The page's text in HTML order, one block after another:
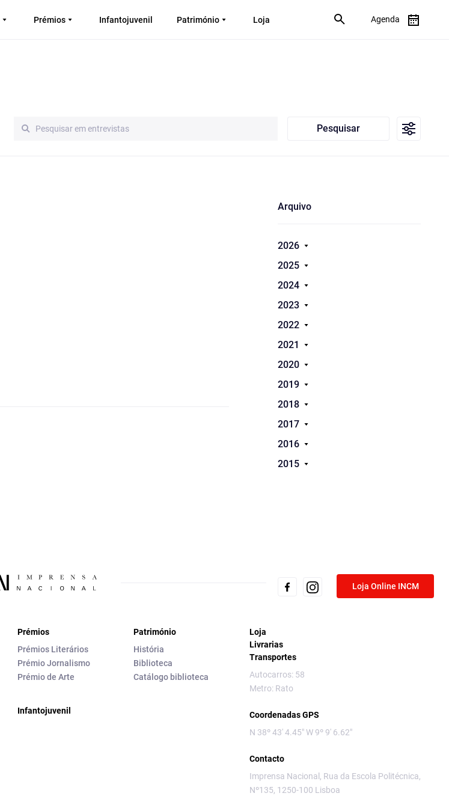
Prémios Infantojuvenil Património Loja Agenda
Pesquisar
Arquivo
2026
2025
2024
2023
2022
2021
2020
2019
2018
2017
2016
2015
Loja Online INCM
Prémios
Prémios Literários
Prémio Jornalismo
Prémio de Arte
Infantojuvenil
Património
História
Biblioteca
Catálogo biblioteca
Loja
Livrarias
Transportes
Autocarros: 58
Metro: Rato
Coordenadas GPS
N 38º 43' 4.45" W 9º 9' 6.62"
Contacto
Imprensa Nacional, Rua da Escola Politécnica,
Nº135, 1250-100 Lisboa